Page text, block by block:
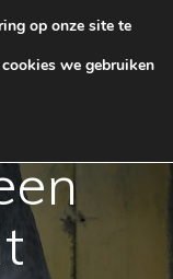
op onze site te
we gebruiken